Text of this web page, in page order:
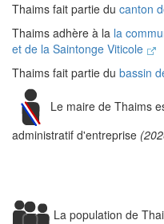
Thaims fait partie du canton
Thaims adhère à la la
et de la Saintonge Viticole
Thaims fait partie du bassin
Le maire de Thaims
administratif d'entreprise
La population de